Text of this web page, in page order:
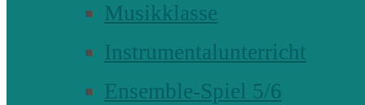
Musikklasse
Instrumentalunterricht
Ensemble-Spiel 5/6